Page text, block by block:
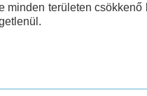
minden területen